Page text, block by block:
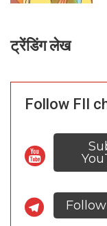
ट्रेंडिंग लेख
Follow FII